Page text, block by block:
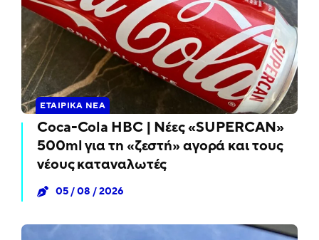
ΕΤΑΙΡΙΚΆ ΝΈΑ
Coca-Cola HBC | Νέες «SUPERCAN»
500ml για τη «ζεστή» αγορά και τους
νέους καταναλωτές
05 / 08 / 2026